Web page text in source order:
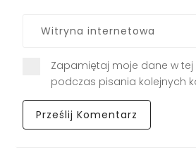
Zapamiętaj moje dane w
podczas pisania kolejnych